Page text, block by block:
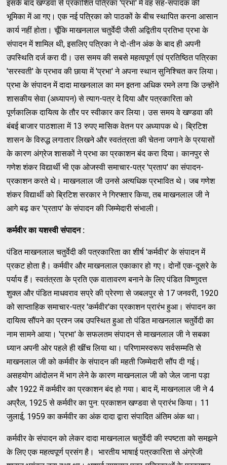
इसके बाद खण्डवा से प्रकाशित पत्रिका 'प्रभा' में वह सह-संपादक की
भूमिका में आ गए। एक नई पत्रिका को पाठकों के बीच स्थापित करना आसान
कार्य नहीं होता। चूँकि माखनलाल चतुर्वेदी जैसी अद्वितीय प्रतिभा प्रभा के
संपादन में शामिल थी, इसलिए पत्रिका ने दो-तीन अंक के बाद ही अपनी
उपस्थिति दर्ज करा दी। उस समय की सबसे महत्वपूर्ण एवं प्रतिष्ठित पत्रिका
'सरस्वती' के प्रभाव की छाया में 'प्रभा' ने अपना स्थान सुनिश्चित कर लिया।
प्रभा के संपादन में दादा माखनलाल का मन इतना अधिक रमने लगा कि उन्होंने
शासकीय सेवा (अध्यापन) से त्याग-पत्र दे दिया और पत्रकारिता को
पूर्णकालिक दायित्व के तौर पर स्वीकार कर लिया। उस समय वे खण्डवा की
बंबई बाजार पाठशाला में 13 रुपए मासिक वेतन पर अध्यापक थे। ब्रिटिश
शासन के विरुद्ध लगातार लिखने और स्वतंत्रता की चेतना जगाने के प्रयासों
के कारण अंग्रेज शासकों ने प्रभा का प्रकाशन बंद करा दिया। कानपुर से
गणेश शंकर विद्यार्थी भी एक ओजस्वी समाचार-पत्र 'प्रताप' का संपादन-
प्रकाशन करते थे। माखनलाल जी उनसे अत्यधिक प्रभावित थे। जब गणेश
शंकर विद्यार्थी को ब्रिटिश सरकार ने गिरफ्तार किया, तब माखनलाल जी ने
आगे बढ़ कर 'प्रताप' के संपादन की जिम्मेदारी संभाली।
कर्मवीर का यशस्वी संपादन :
पंडित माखनलाल चतुर्वेदी की पत्रकारिता का शीर्ष 'कर्मवीर' के संपादन में
प्रकट होता है। कर्मवीर और माखनलाल एकाकार हो गए। दोनों एक-दूसरे के
पर्याय हैं। स्वतंत्रता के प्रति एक वातावरण बनाने के लिए पंडित विष्णुदत्त
शुक्ल और पंडित माधवराव सप्रे की प्रेरणा से जबलपुर से 17 जनवरी, 1920
को साप्ताहिक समाचार-पत्र 'कर्मवीर'का प्रकाशन प्रारंभ हुआ। संपादन का
दायित्व सौंपने का प्रश्न जब उपस्थित हुआ तो पंडित माखनलाल चतुर्वेदी का
नाम सामने आया। 'प्रभा' के सफलतम संपादन से माखनलाल जी ने सबका
ध्यान अपनी ओर पहले ही खींच लिया था। परिणामस्वरूप सर्वसम्मति से
माखनलाल जी को कर्मवीर के संपादन की महती जिम्मेदारी सौंप दी गई।
असहयोग आंदोलन में भाग लेने के कारण माखनलाल जी को जेल जाना पड़ा
और 1922 में कर्मवीर का प्रकाशन बंद हो गया। बाद में, माखनलाल जी ने 4
अप्रैल, 1925 से कर्मवीर का पुन: प्रकाशन खण्डवा से प्रारंभ किया। 11
जुलाई, 1959 का कर्मवीर का अंक दादा द्वारा संपादित अंतिम अंक था।
कर्मवीर के संपादन को लेकर दादा माखनलाल चतुर्वेदी की स्पष्टता को समझने
के लिए एक महत्वपूर्ण प्रसंग है। भारतीय भाषाई पत्रकारिता से अंग्रेजी